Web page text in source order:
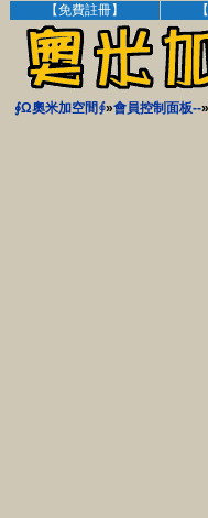
【免費註冊】
∮Ω奧米加空間∮»會員控制面板--